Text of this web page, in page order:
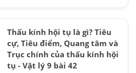
Thấu kính hội tụ là gì? Tiêu
cự, Tiêu điểm, Quang tâm và
Trục chính của thấu kính hội
tụ - Vật lý 9 bài 42